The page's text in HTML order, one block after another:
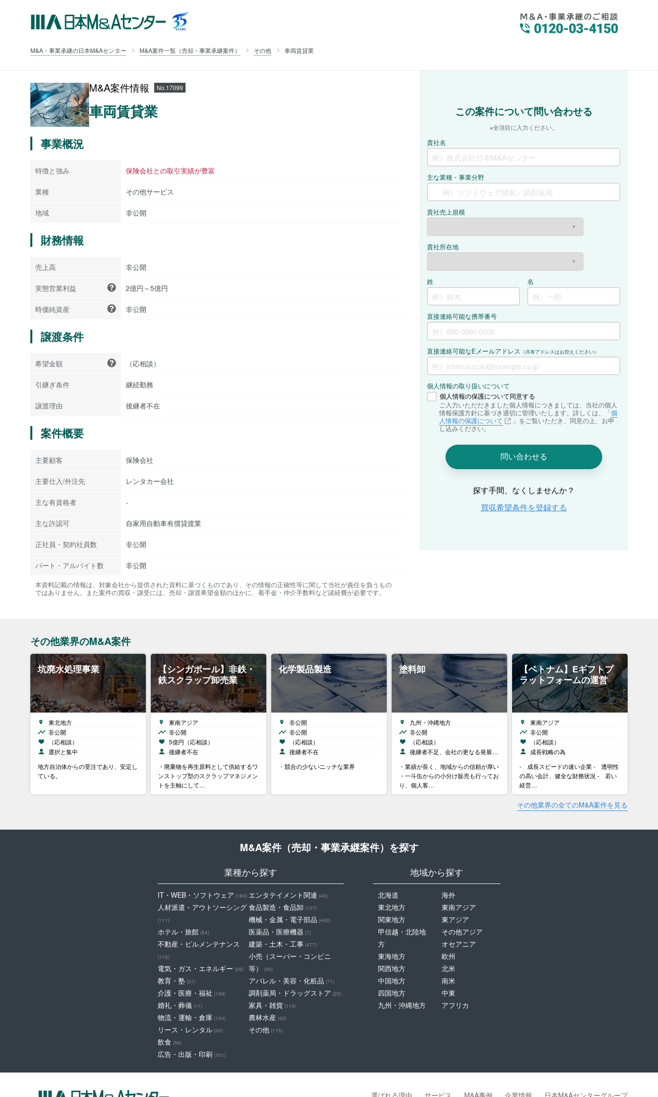
M&A・事業承継の日本M&Aセンター M&A案件一覧（売却・事業承継案件） その他 車両賃貸業
M&A案件情報 No.17099
車両賃貸業
事業概況
特徴と強み 保険会社との取引実績が豊富
業種 その他サービス
地域 非公開
財務情報
売上高 非公開
実態営業利益 2億円～5億円
時価純資産 非公開
譲渡条件
希望金額 （応相談）
引継ぎ条件 継続勤務
譲渡理由 後継者不在
案件概要
主要顧客 保険会社
主要仕入/外注先 レンタカー会社
主な有資格者 -
主な許認可 自家用自動車有償貸渡業
正社員・契約社員数 非公開
パート・アルバイト数 非公開
本資料記載の情報は、対象会社から提供された資料に基づくものであり、その情報の正確性等に関して当社が責任を負うもの
ではありません。また案件の買収・譲受には、売却・譲渡希望金額のほかに、着手金・仲介手数料など諸経費が必要です。
その他業界のM&A案件
坑廃水処理事業
東北地方
非公開
（応相談）
選択と集中
地方自治体からの受注であり、安定し
ている。
【シンガポール】非鉄・
鉄スクラップ卸売業
東南アジア
非公開
5億円（応相談）
後継者不在
・廃棄物を再生原料として供給するワ
ンストップ型のスクラップマネジメン
トを主軸にして…
化学製品製造
非公開
非公開
（応相談）
後継者不在
・競合の少ないニッチな業界
塗料卸
九州・沖縄地方
非公開
（応相談）
後継者不足、会社の更なる発展…
・業績が長く、地域からの信頼が厚い
・一斗缶からの小分け販売も行ってお
り、個人客…
【ベトナム】Eギフトプ
ラットフォームの運営
東南アジア
非公開
（応相談）
成長戦略の為
- 成長スピードの速い企業 - 透明性
の高い会計、健全な財務状況 - 若い
経営…
その他業界の全てのM&A案件を見る
M&A案件（売却・事業承継案件）を探す
業種から探す
IT・WEB・ソフトウェア (184)
人材派遣・アウトソーシング
(111)
ホテル・旅館 (54)
不動産・ビルメンテナンス
(115)
電気・ガス・エネルギー (39)
教育・塾 (31)
介護・医療・福祉 (168)
婚礼・葬儀 (11)
物流・運輸・倉庫 (124)
リース・レンタル (30)
飲食 (56)
広告・出版・印刷 (101)
エンタテイメント関連 (40)
食品製造・食品卸 (107)
機械・金属・電子部品 (442)
医薬品・医療機器 (7)
建築・土木・工事 (477)
小売（スーパー・コンビニ
等）
(45)
アパレル・美容・化粧品 (71)
調剤薬局・ドラッグストア (25)
家具・雑貨 (119)
農林水産 (43)
その他 (115)
地域から探す
北海道
東北地方
関東地方
甲信越・北陸地
方
東海地方
関西地方
中国地方
四国地方
九州・沖縄地方
海外
東南アジア
東アジア
その他アジア
オセアニア
欧州
北米
南米
中東
アフリカ
選ばれる理由 サービス M&A事例 企業情報 日本M&Aセンターグループ